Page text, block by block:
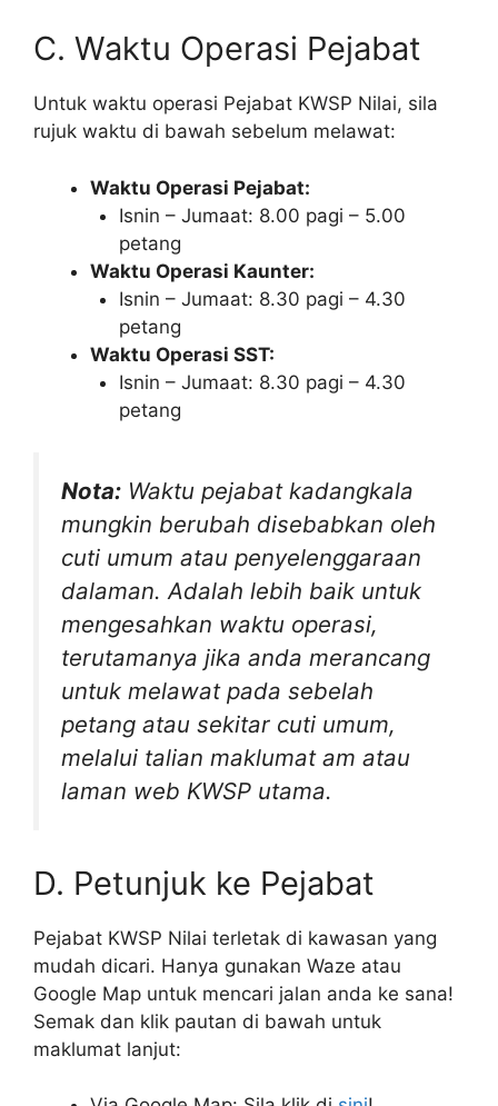
C. Waktu Operasi Pejabat
Untuk waktu operasi Pejabat KWSP Nilai, sila
rujuk waktu di bawah sebelum melawat:
Waktu Operasi Pejabat:
Isnin – Jumaat: 8.00 pagi – 5.00
petang
Waktu Operasi Kaunter:
Isnin – Jumaat: 8.30 pagi – 4.30
petang
Waktu Operasi SST:
Isnin – Jumaat: 8.30 pagi – 4.30
petang
Nota: Waktu pejabat kadangkala
mungkin berubah disebabkan oleh
cuti umum atau penyelenggaraan
dalaman. Adalah lebih baik untuk
mengesahkan waktu operasi,
terutamanya jika anda merancang
untuk melawat pada sebelah
petang atau sekitar cuti umum,
melalui talian maklumat am atau
laman web KWSP utama.
D. Petunjuk ke Pejabat
Pejabat KWSP Nilai terletak di kawasan yang
mudah dicari. Hanya gunakan Waze atau
Google Map untuk mencari jalan anda ke sana!
Semak dan klik pautan di bawah untuk
maklumat lanjut: